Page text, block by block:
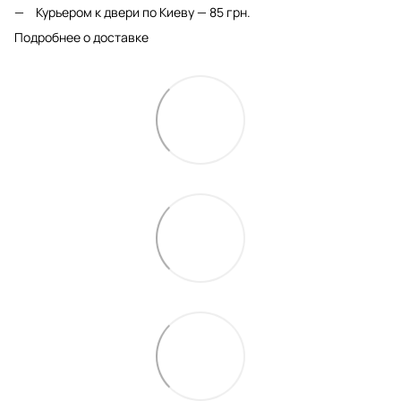
Курьером к двери по Киеву — 85 грн.
Подробнее о доставке